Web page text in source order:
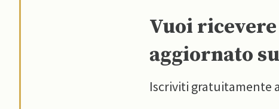
Vuoi
aggiornato
Iscriviti gratuitamente